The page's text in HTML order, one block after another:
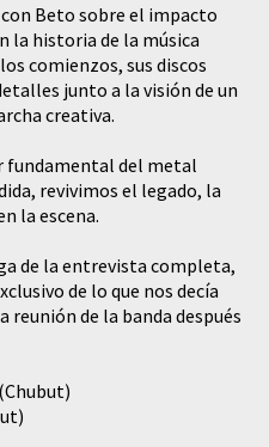
Beto sobre el impacto
la historia de la música
comienzos, sus discos
junto a la visión de un
creativa.
fundamental del metal
revivimos el legado, la
la escena.
de la entrevista completa,
de lo que nos decía
de la banda después